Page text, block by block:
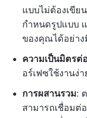
แบบไม่ต้องเขีย
กำหนดรูปแบบ
ของคุณได้อย่า
ความเป็นมิตรต่
อร์เฟซใช้งาน
การผสานรวม:
สามารถเชื่อมต่